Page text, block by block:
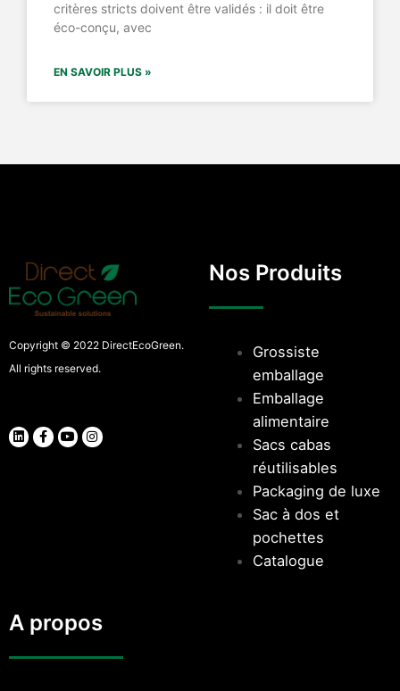
critères stricts doivent être validés : il doit être
éco-conçu, avec
EN SAVOIR PLUS »
Copyright © 2022 DirectEcoGreen.
All rights reserved.
Nos Produits
Grossiste
emballage
Emballage
alimentaire
Sacs cabas
réutilisables
Packaging de luxe
Sac à dos et
pochettes
Catalogue
A propos